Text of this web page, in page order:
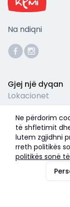
Na ndiqni
Gjej një dyqan
Lokacionet
Përkujdesja
Pyetjet e
Ne përdorim
të shfletimit
lutem zgjidhni
rreth politikës
politikës sonë